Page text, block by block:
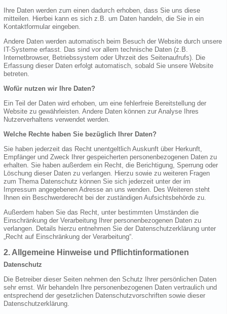
Ihre Daten werden zum einen dadurch erhoben, dass Sie uns diese
mitteilen. Hierbei kann es sich z.B. um Daten handeln, die Sie in ein
Kontaktformular eingeben.
Andere Daten werden automatisch beim Besuch der Website durch unsere
IT-Systeme erfasst. Das sind vor allem technische Daten (z.B.
Internetbrowser, Betriebssystem oder Uhrzeit des Seitenaufrufs). Die
Erfassung dieser Daten erfolgt automatisch, sobald Sie unsere Website
betreten.
Wofür nutzen wir Ihre Daten?
Ein Teil der Daten wird erhoben, um eine fehlerfreie Bereitstellung der
Website zu gewährleisten. Andere Daten können zur Analyse Ihres
Nutzerverhaltens verwendet werden.
Welche Rechte haben Sie bezüglich Ihrer Daten?
Sie haben jederzeit das Recht unentgeltlich Auskunft über Herkunft,
Empfänger und Zweck Ihrer gespeicherten personenbezogenen Daten zu
erhalten. Sie haben außerdem ein Recht, die Berichtigung, Sperrung oder
Löschung dieser Daten zu verlangen. Hierzu sowie zu weiteren Fragen
zum Thema Datenschutz können Sie sich jederzeit unter der im
Impressum angegebenen Adresse an uns wenden. Des Weiteren steht
Ihnen ein Beschwerderecht bei der zuständigen Aufsichtsbehörde zu.
Außerdem haben Sie das Recht, unter bestimmten Umständen die
Einschränkung der Verarbeitung Ihrer personenbezogenen Daten zu
verlangen. Details hierzu entnehmen Sie der Datenschutzerklärung unter
„Recht auf Einschränkung der Verarbeitung“.
2. Allgemeine Hinweise und Pflichtinformationen
Datenschutz
Die Betreiber dieser Seiten nehmen den Schutz Ihrer persönlichen Daten
sehr ernst. Wir behandeln Ihre personenbezogenen Daten vertraulich und
entsprechend der gesetzlichen Datenschutzvorschriften sowie dieser
Datenschutzerklärung.